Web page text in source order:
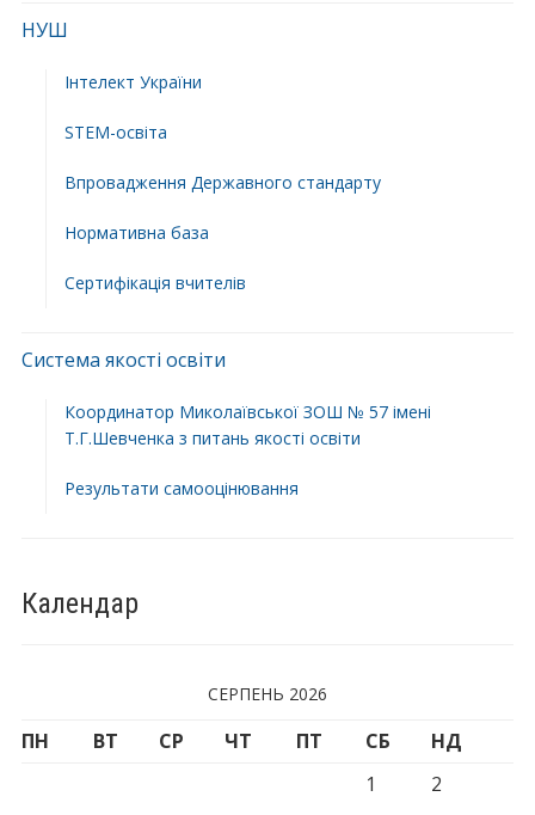
НУШ
Інтелект України
STEM-освіта
Впровадження Державного стандарту
Нормативна база
Сертифікація вчителів
Система якості освіти
Координатор Миколаївської ЗОШ № 57 імені
Т.Г.Шевченка з питань якості освіти
Результати самооцінювання
Календар
СЕРПЕНЬ 2026
ПН ВТ СР ЧТ ПТ СБ
НД
1
2